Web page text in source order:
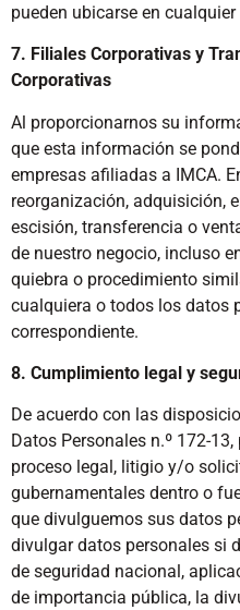
pueden ubicarse en
7. Filiales Corporativas y
Corporativas
Al proporcionarnos su
que esta información se
empresas afiliadas a IMCA.
reorganización, adquisición,
escisión, transferencia o
de nuestro negocio, incluso
quiebra o procedimiento
cualquiera o todos los datos
correspondiente.
8. Cumplimiento legal y
De acuerdo con las
Datos Personales n.º 172-
proceso legal, litigio y/o
gubernamentales dentro o
que divulguemos sus datos
divulgar datos personales si
de seguridad nacional,
de importancia pública, la